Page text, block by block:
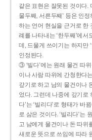
같은 표현은 잘못된 것이다.
물두째, 서른두째’ 등은 인
하는 언어 현실을 근거로 한
례를 나타내는 ‘한두째’에서
데, 드물게 쓰이기는 하지만
인정된다.
③ ‘빌다’에는 원래 물건 따
이나 사람 따위에 간청한다
갚기로 하고 남의 물건이나
었다. 그런데 나중에 갚기로
다’는 ‘빌리다’로 형태가 바
로 삼은 것이다. ‘빌리다’는
고 남에게 물건이나 돈 따위
새로운 뜻으로 쓰임에 따라